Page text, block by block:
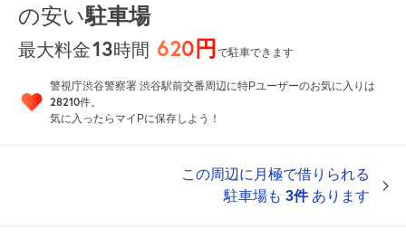
の安い駐車場
最大料金13時間 620円で駐車できます
警視庁渋谷警察署 渋谷駅前交番周辺に特Pユーザーのお気に入りは
28210件。
気に入ったらマイPに保存しよう！
この周辺に月極で借りられる
駐車場も 3件あります